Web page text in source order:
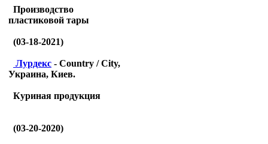
Производство
пластиковой тары
(03-18-2021)
Лурдекс - Country / City,
Украина, Киев.
Куриная продукция
(03-20-2020)